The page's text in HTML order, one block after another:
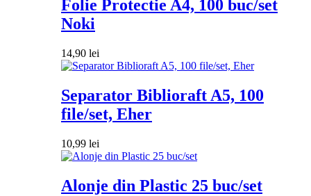
Folie Protectie A4, 100 buc/set
Noki
14,90 lei
Separator Biblioraft A5, 100
file/set, Eher
10,99 lei
Alonje din Plastic 25 buc/set